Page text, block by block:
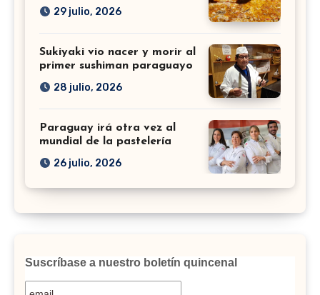
29 julio, 2026
Sukiyaki vio nacer y morir al
primer sushiman paraguayo
28 julio, 2026
Paraguay irá otra vez al
mundial de la pastelería
26 julio, 2026
Suscríbase a nuestro boletín quincenal